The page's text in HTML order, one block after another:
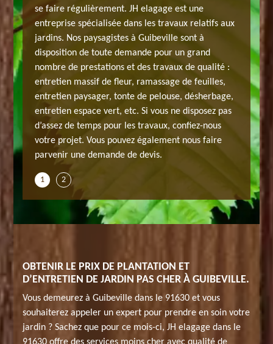
des
de
de
se faire régulièrement. JH elagage est une
entreprise spécialisée dans les travaux relatifs aux
jardins. Nos paysagistes à Guibeville sont à
disposition de toute demande pour un grand
nombre de prestations et des travaux de qualité :
entretien massif de fleur, ramassage de feuilles,
entretien paysager, tonte de pelouse, désherbage,
entretien espace vert, etc. Si vous ne disposez pas
d’assez de temps pour les travaux, confiez-nous
votre projet. Vous pouvez également nous faire
parvenir une demande de devis.
JH
votre
de vos
qualité
1 2
OBTENIR LE PRIX DE PLANTATION ET
D’ENTRETIEN DE JARDIN PAS CHER À GUIBEVILLE.
Vous demeurez à Guibeville dans le 91630 et vous
souhaiterez appeler un expert pour prendre en soin votre
jardin ? Sachez que pour ce mois-ci, JH elagage dans le